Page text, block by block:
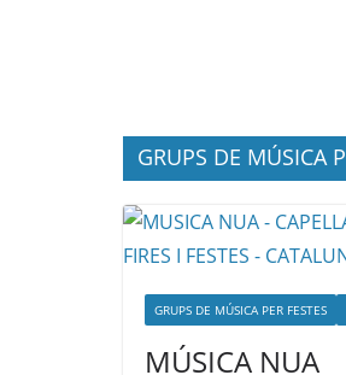
GRUPS DE MÚSICA
GRUPS DE MÚSICA PER FESTES
MÚSICA NUA